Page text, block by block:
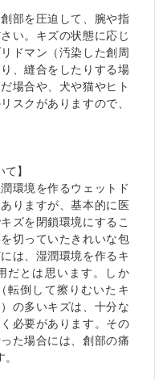
部を圧迫して、腕や指
い。キズの状態に応じ
ドマン（汚染した創周
、縫合をしたりする場
場合や、犬や猫やヒト
スクがありますので、
】
環境を作るウェットド
りますが、基本的に医
ズを閉鎖環境にするこ
切っていたきれいな包
は、湿潤環境を作るキ
だとは思います。しか
転倒して擦りむいたキ
の多いキズは、十分な
必要があります。その
た場合には、創部の痛